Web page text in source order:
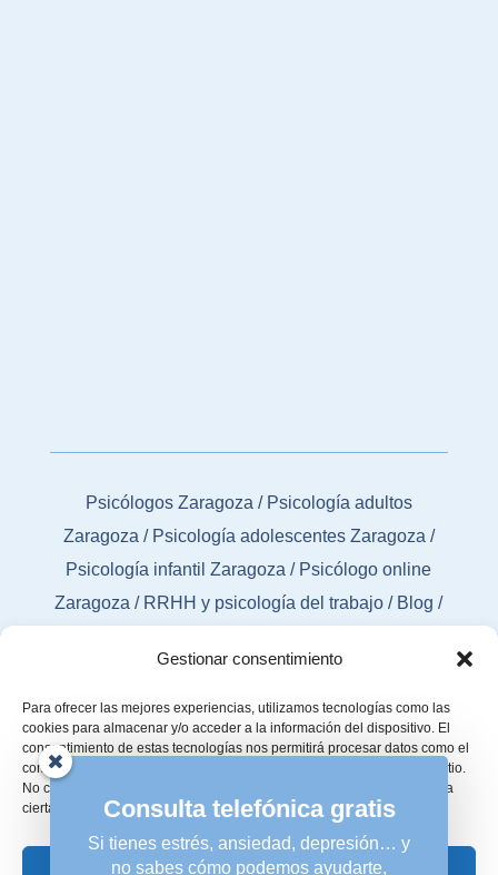
Gestionar consentimiento
Para ofrecer las mejores experiencias, utilizamos tecnologías como las
cookies para almacenar y/o acceder a la información del dispositivo. El
consentimiento de estas tecnologías nos permitirá procesar datos como el
comportamiento de navegación o las identificaciones únicas en este sitio.
No consentir o retirar el consentimiento, puede afectar negativamente a
ciertas características y funciones.
Aceptar
Psicólogos Zaragoza / Psicología adultos
Zaragoza/ Psicología adolescentes Zaragoza /
Psicología infantil Zaragoza / Psicólogo online
Zaragoza / RRHH y psicología del trabajo/ Blog/
Consulta telefónica gratis
Si tienes estrés, ansiedad, depresión… y
no sabes cómo podemos ayudarte,